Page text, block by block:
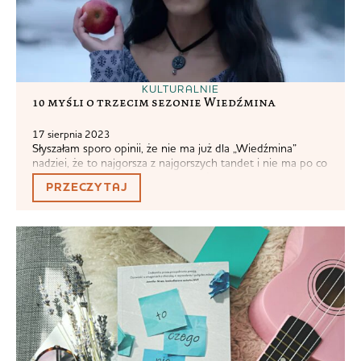
KULTURALNIE
10 myśli o trzecim sezonie Wiedźmina
17 sierpnia 2023
Słyszałam sporo opinii, że nie ma już dla „Wiedźmina”
nadziei, że to najgorsza z najgorszych tandet i nie ma po co
oglądać. Tymczasem ja oglądam każdy sezon, bo
sentyment to sentyment. Sapkowski stworzył mnie jako
osobę. I jeśli Cavill rzeczywiście odszedł, bo nie podobał mu
PRZECZYTAJ